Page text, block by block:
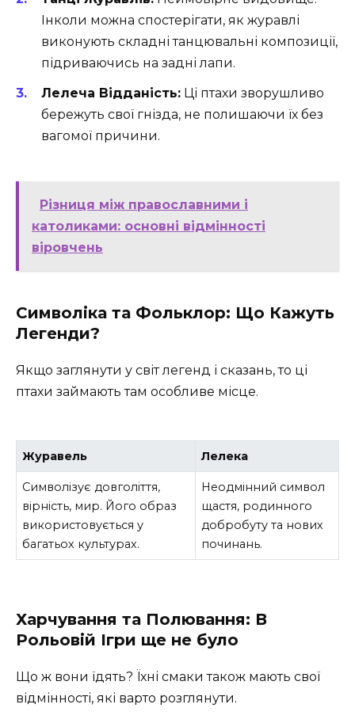
Інколи можна спостерігати, як журавлі
виконують складні танцювальні композиції,
підриваючись на задні лапи.
Лелеча Відданість: Ці птахи зворушливо
бережуть свої гнізда, не полишаючи їх без
вагомої причини.
Різниця між православними і
католиками: основні відмінності
віровчень
Символіка та Фольклор: Що Кажуть
Легенди?
Якщо заглянути у світ легенд і сказань, то ці
птахи займають там особливе місце.
Журавель Лелека
Символізує довголіття,
вірність, мир. Його образ
використовується у
багатьох культурах.
Неодмінний символ
щастя, родинного
добробуту та нових
починань.
Харчування та Полювання: В
Рольовій Ігри ще не було
Що ж вони їдять? Їхні смаки також мають свої
відмінності, які варто розглянути.